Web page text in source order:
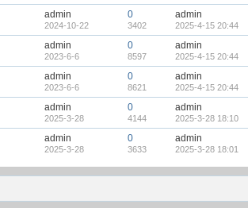
admin
2024-10-22
0
3402
admin
2025-4-15 20:44
admin
2023-6-6
0
8597
admin
2025-4-15 20:44
admin
2023-6-6
0
8621
admin
2025-4-15 20:44
admin
2025-3-28
0
4144
admin
2025-3-28 18:10
admin
2025-3-28
0
3633
admin
2025-3-28 18:01